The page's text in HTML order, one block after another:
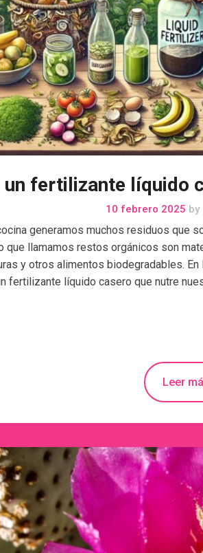
un fertilizante líquido
10 febrero 2025 by
generamos muchos residuos que
que llamamos restos orgánicos son
y otros alimentos biodegradables.
fertilizante líquido casero que nutre
Leer